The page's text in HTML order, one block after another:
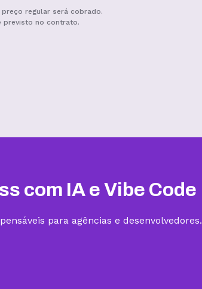
regular será cobrado.
previsto no contrato.
com IA e Vibe Code
para agências e desenvolvedores.